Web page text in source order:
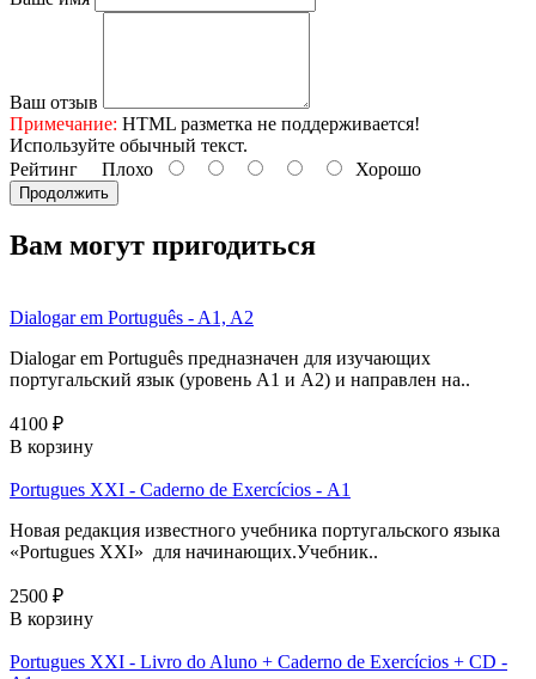
Ваш отзыв
Примечание: HTML разметка не поддерживается!
Используйте обычный текст.
Рейтинг Плохо Хорошо
Продолжить
Вам могут пригодиться
Dialogar em Português - A1, A2
Dialogar em Português предназначен для изучающих
португальский язык (уровень А1 и А2) и направлен на..
4100 ₽
В корзину
Portugues XXI - Caderno de Exercícios - А1
Новая редакция известного учебника португальского языка
«Portugues XXI» для начинающих.Учебник..
2500 ₽
В корзину
Portugues XXI - Livro do Aluno + Caderno de Exercícios + CD -